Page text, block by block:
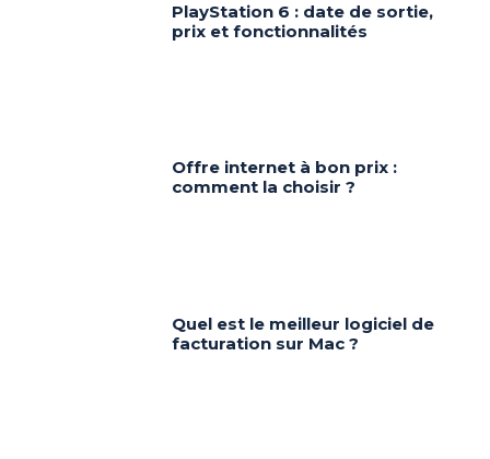
PlayStation 6 : date de sortie,
prix et fonctionnalités
Offre internet à bon prix :
comment la choisir ?
Quel est le meilleur logiciel de
facturation sur Mac ?